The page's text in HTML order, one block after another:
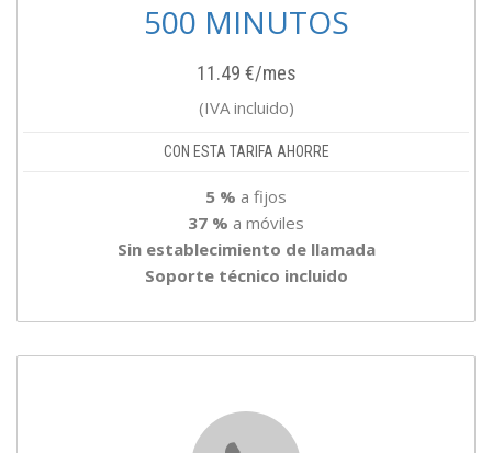
500 MINUTOS
11.49 €/mes
(IVA incluido)
CON ESTA TARIFA AHORRE
5 % a fijos
37 % a móviles
Sin establecimiento de llamada
Soporte técnico incluido